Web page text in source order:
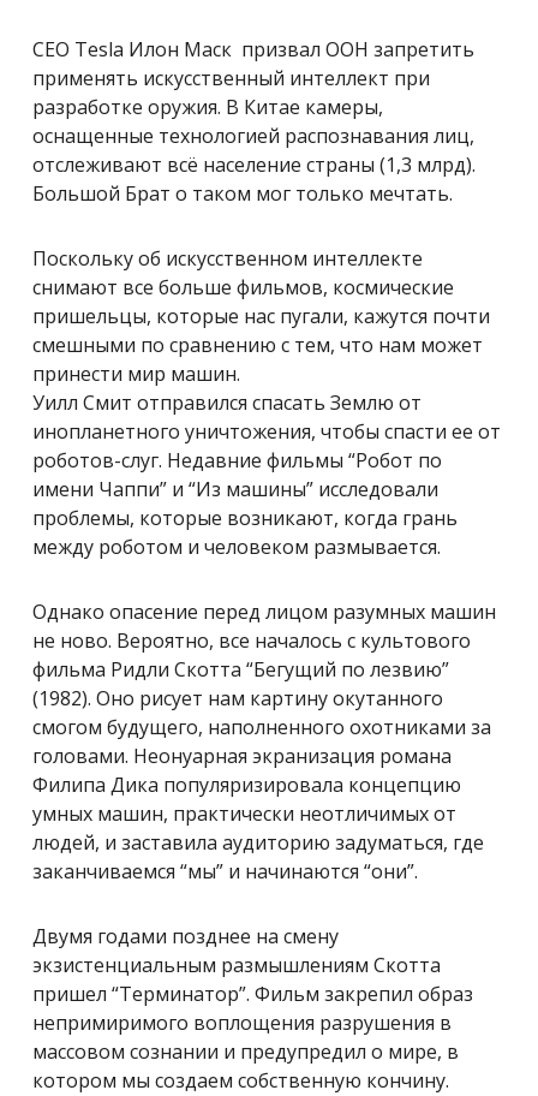
CEO Tesla Илон Маск призвал ООН запретить
применять искусственный интеллект при
разработке оружия. В Китае камеры,
оснащенные технологией распознавания лиц,
отслеживают всё население страны (1,3 млрд).
Большой Брат о таком мог только мечтать.
Поскольку об искусственном интеллекте
снимают все больше фильмов, космические
пришельцы, которые нас пугали, кажутся почти
смешными по сравнению с тем, что нам может
принести мир машин.
Уилл Смит отправился спасать Землю от
инопланетного уничтожения, чтобы спасти ее от
роботов-слуг. Недавние фильмы “Робот по
имени Чаппи” и “Из машины” исследовали
проблемы, которые возникают, когда грань
между роботом и человеком размывается.
Однако опасение перед лицом разумных машин
не ново. Вероятно, все началось с культового
фильма Ридли Скотта “Бегущий по лезвию”
(1982). Оно рисует нам картину окутанного
смогом будущего, наполненного охотниками за
головами. Неонуарная экранизация романа
Филипа Дика популяризировала концепцию
умных машин, практически неотличимых от
людей, и заставила аудиторию задуматься, где
заканчиваемся “мы” и начинаются “они”.
Двумя годами позднее на смену
экзистенциальным размышлениям Скотта
пришел “Терминатор”. Фильм закрепил образ
непримиримого воплощения разрушения в
массовом сознании и предупредил о мире, в
котором мы создаем собственную кончину.